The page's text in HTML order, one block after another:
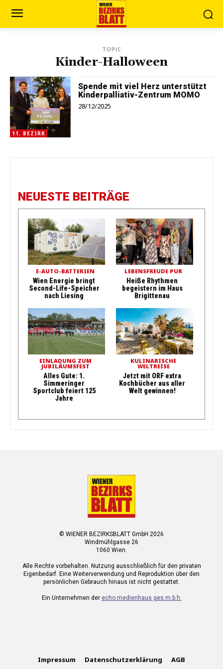
TOPIC
Kinder-Halloween
11. BEZIRK
Spende mit viel Herz unterstützt
Kinderpalliativ-Zentrum MOMO
28/12/2025
NEUESTE BEITRÄGE
E-AUTO-BATTERIEN
Wien Energie bringt
Second-Life-Speicher
nach Liesing
LEBENSFREUDE PUR
Heiße Rhythmen
begeistern im Haus
Brigittenau
EINLADUNG ZUM
JUBILÄUMSFEST
Alles Gute: 1.
Simmeringer
Sportclub feiert 125
Jahre
KULINARISCHE
WELTREISE
Jetzt mit ORF extra
Kochbücher aus aller
Welt gewinnen!
© WIENER BEZIRKSBLATT GmbH 2026
Windmühlgasse 26
1060 Wien.
Alle Rechte vorbehalten. Nutzung ausschließlich für den privaten
Eigenbedarf. Eine Weiterverwendung und Reproduktion über den
persönlichen Gebrauch hinaus ist nicht gestattet.
Ein Unternehmen der echo medienhaus ges.m.b.h.
Impressum Datenschutzerklärung AGB